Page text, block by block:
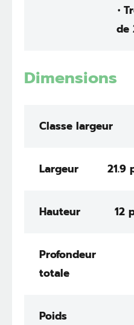
•
de
Dimensions
Classe largeur
Largeur 21.9
Hauteur 12
Profondeur
totale
Poids